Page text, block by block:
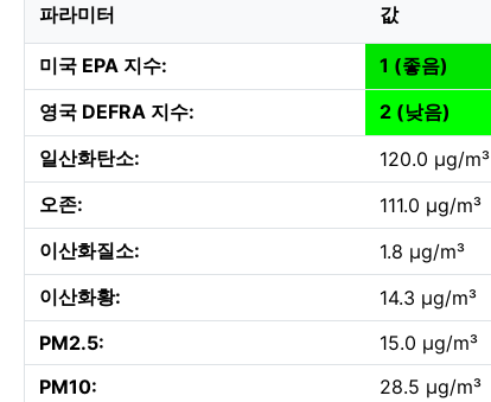
파라미터 값
미국 EPA 지수:
1 (좋음)
영국 DEFRA 지수:
2 (낮음)
일산화탄소:
120.0 µg/m³
오존:
111.0 µg/m³
이산화질소:
1.8 µg/m³
이산화황:
14.3 µg/m³
PM2.5:
15.0 µg/m³
PM10:
28.5 µg/m³